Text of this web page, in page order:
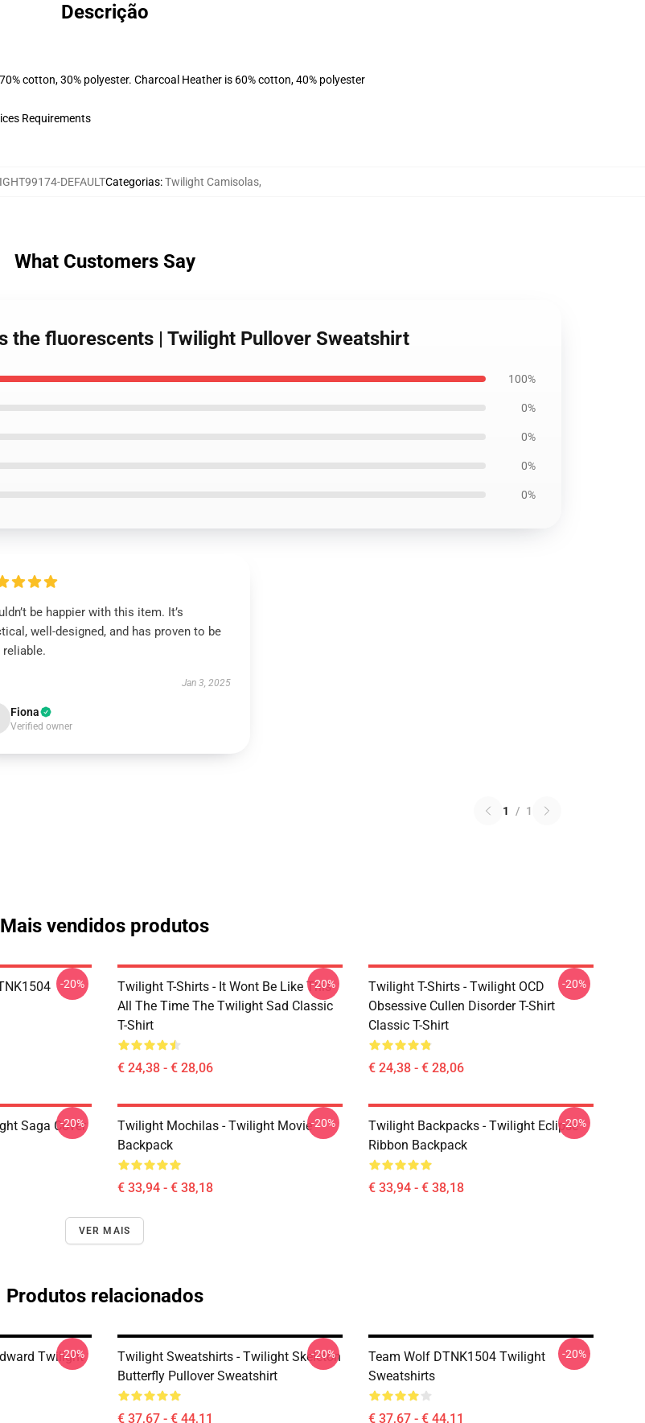
Descrição
cotton, 30% polyester. Charcoal Heather is 60% cotton, 40% polyester
Requirements
DEFAULTCategorias:Twilight Camisolas,
What Customers Say
the fluorescents | Twilight Pullover Sweatshirt
100%
0%
0%
0%
0%
be happier with this item. It’s
well-designed, and has proven to be
reliable.
Jan 3, 2025
Fiona
Verified owner
1 / 1
Mais vendidos produtos
-20%
Twilight T-Shirts - It Wont Be Like This
All The Time The Twilight Sad Classic
T-Shirt
€ 24,38 - € 28,06
-20%
Twilight T-Shirts - Twilight OCD
Obsessive Cullen Disorder T-Shirt
Classic T-Shirt
€ 24,38 - € 28,06
-20%
Saga Cover
-20%
Twilight Mochilas - Twilight Movie
Backpack
€ 33,94 - € 38,18
-20%
Twilight Backpacks - Twilight Eclipse
Ribbon Backpack
€ 33,94 - € 38,18
-20%
VER MAIS
Produtos relacionados
Twilight
-20%
Twilight Sweatshirts - Twilight Skeleton
Butterfly Pullover Sweatshirt
€ 37,67 - € 44,11
-20%
Team Wolf DTNK1504 Twilight
Sweatshirts
€ 37,67 - € 44,11
-20%